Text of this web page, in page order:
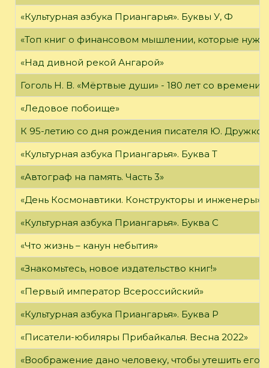
«Культурная азбука Приангарья». Буквы У, Ф
«Топ книг о финансовом мышлении, которые
«Над дивной рекой Ангарой»
Гоголь Н. В. «Мёртвые души» - 180 лет со времени
«Ледовое побоище»
К 95-летию со дня рождения писателя Ю.
«Культурная азбука Приангарья». Буква Т
«Автограф на память. Часть 3»
«День Космонавтики. Конструкторы и инженеры»
«Культурная азбука Приангарья». Буква С
«Что жизнь – канун небытия»
«Знакомьтесь, новое издательство книг!»
«Первый император Всероссийский»
«Культурная азбука Приангарья». Буква Р
«Писатели-юбиляры Прибайкалья. Весна 2022»
«Воображение дано человеку, чтобы утешить его